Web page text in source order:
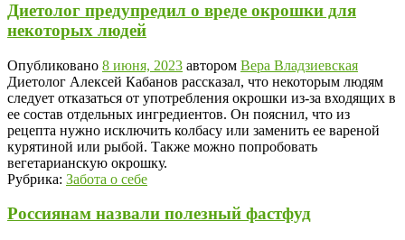
Диетолог предупредил о вреде окрошки для
некоторых людей
Опубликовано 8 июня, 2023 автором Вера Владзиевская
Диетолог Алексей Кабанов рассказал, что некоторым людям
следует отказаться от употребления окрошки из-за входящих в
ее состав отдельных ингредиентов. Он пояснил, что из
рецепта нужно исключить колбасу или заменить ее вареной
курятиной или рыбой. Также можно попробовать
вегетарианскую окрошку.
Рубрика: Забота о себе
Россиянам назвали полезный фастфуд